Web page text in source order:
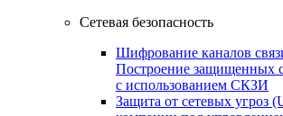
Сетевая безопасность
Шифрование каналов
Построение защищенных
с использованием СКЗИ
Защита от сетевых угроз